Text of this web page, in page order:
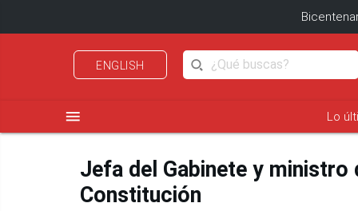
ENGLISH
menu Lo
Jefa del Gabinete y ministro
Constitución